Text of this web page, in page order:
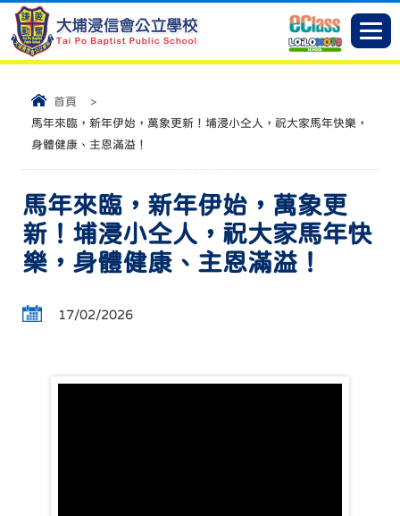
首頁
>
馬年來臨，新年伊始，萬象更新！埔浸小仝人，祝大家馬年快樂，
身體健康、主恩滿溢！
馬年來臨，新年伊始，萬象更
新！埔浸小仝人，祝大家馬年快
樂，身體健康、主恩滿溢！
17/02/2026